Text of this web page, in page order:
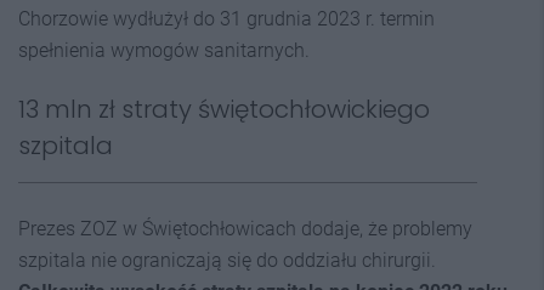
Chorzowie wydłużył do 31 grudnia 2023 r. termin
spełnienia wymogów sanitarnych.
13 mln zł straty świętochłowickiego
szpitala
Prezes ZOZ w Świętochłowicach dodaje, że problemy
szpitala nie ograniczają się do oddziału chirurgii.